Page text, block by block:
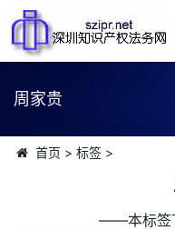
周家贵
首页 > 标签>
――本标签